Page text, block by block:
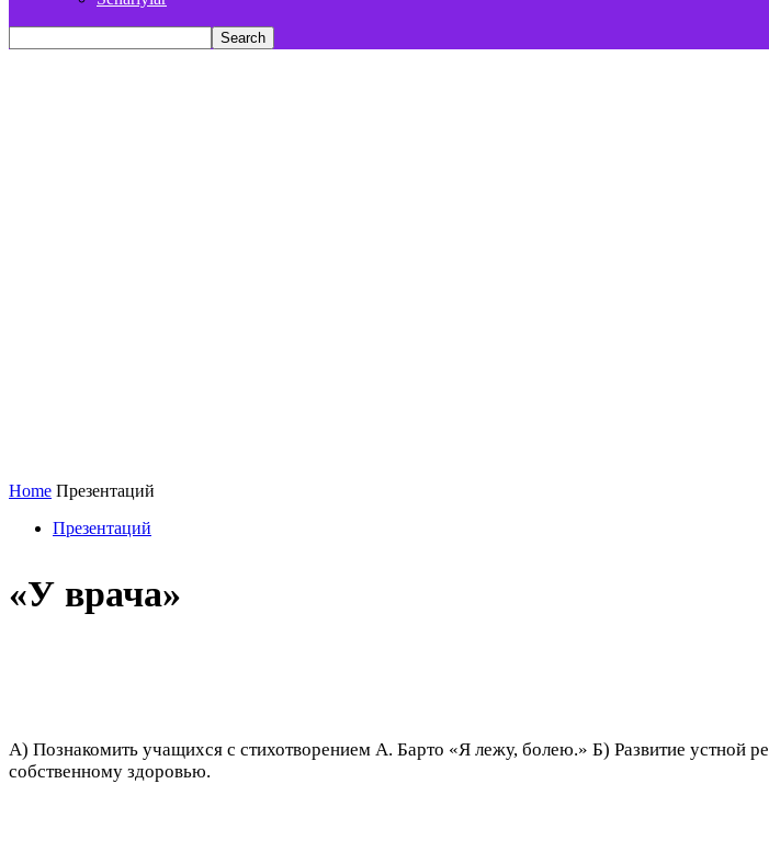
Home Презентаций
Презентаций
«У врача»
А) Познакомить учащихся с стихотворением А. Барто «Я лежу, болею.» Б) Развитие устной
собственному здоровью.